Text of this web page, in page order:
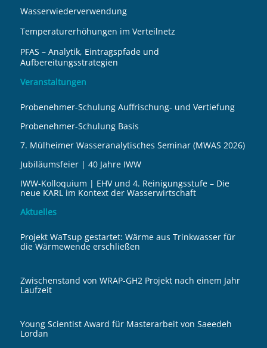
Wasserwiederverwendung
Temperaturerhöhungen im Verteilnetz
PFAS – Analytik, Eintragspfade und
Aufbereitungsstrategien
Veranstaltungen
Probenehmer-Schulung Auffrischung- und Vertiefung
Probenehmer-Schulung Basis
7. Mülheimer Wasseranalytisches Seminar (MWAS 2026)
Jubiläumsfeier | 40 Jahre IWW
IWW-Kolloquium | EHV und 4. Reinigungsstufe – Die
neue KARL im Kontext der Wasserwirtschaft
Aktuelles
Projekt WaTsup gestartet: Wärme aus Trinkwasser für
die Wärmewende erschließen
Zwischenstand von WRAP-GH2 Projekt nach einem Jahr
Laufzeit
Young Scientist Award für Masterarbeit von Saeedeh
Lordan